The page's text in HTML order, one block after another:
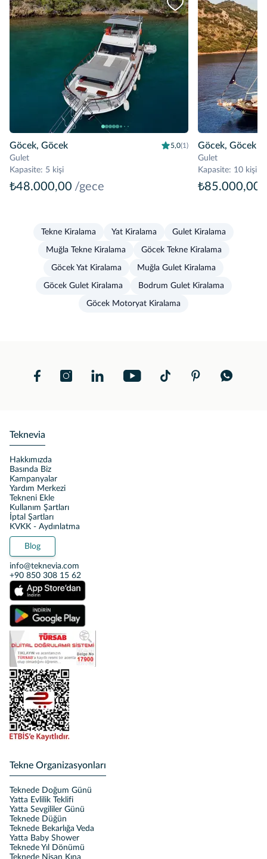
Göcek, Göcek 5,0(1)
Gulet
Kapasite: 5 kişi
₺48.000,00 /gece
Göcek, Göcek
Gulet
Kapasite: 10 kişi
₺85.000,00
Tekne Kiralama Yat Kiralama Gulet Kiralama
Muğla Tekne Kiralama Göcek Tekne Kiralama
Göcek Yat Kiralama Muğla Gulet Kiralama
Göcek Gulet Kiralama Bodrum Gulet Kiralama
Göcek Motoryat Kiralama
Teknevia
Hakkımızda
Basında Biz
Kampanyalar
Yardım Merkezi
Tekneni Ekle
Kullanım Şartları
İptal Şartları
KVKK - Aydınlatma
Blog
info@teknevia.com
+90 850 308 15 62
Tekne Organizasyonları
Teknede Doğum Günü
Yatta Evlilik Teklifi
Yatta Sevgililer Günü
Teknede Düğün
Teknede Bekarlığa Veda
Yatta Baby Shower
Teknede Yıl Dönümü
Teknede Nişan Kına